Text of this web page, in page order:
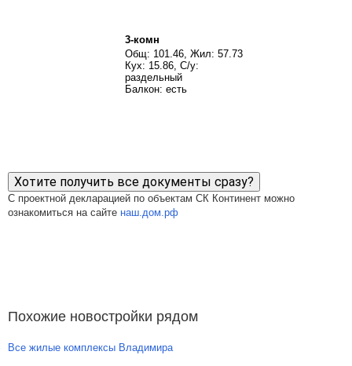
3-комн
Общ: 101.46, Жил: 57.73
Кух: 15.86, С/у:
раздельный
Балкон: есть
Хотите получить все документы сразу?
С проектной декларацией по объектам СК Континент можно
ознакомиться на сайте наш.дом.рф
Похожие новостройки рядом
Все жилые комплексы Владимира